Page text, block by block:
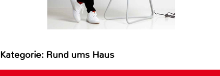
Kategorie: Rund ums Haus